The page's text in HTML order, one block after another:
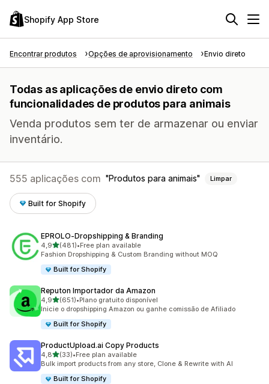
Shopify App Store
Encontrar produtos Opções de aprovisionamento Envio direto
Todas as aplicações de envio direto com
funcionalidades de produtos para animais
Venda produtos sem ter de armazenar ou enviar
inventário.
555 aplicações com Produtos para animais Limpar
Built for Shopify
EPROLO‑Dropshipping & Branding
4,9de 5 estrelas
(481)
481 total de avaliações
•Free plan available
Fashion Dropshipping & Custom Branding without MOQ
Built for Shopify
Reputon Importador da Amazon
4,9de 5 estrelas
(651)
651 total de avaliações
•Plano gratuito disponível
Inicie o dropshipping Amazon ou ganhe comissão de Afiliado
Built for Shopify
ProductUpload.ai Copy Products
4,8de 5 estrelas
(33)
33 total de avaliações
•Free plan available
Bulk import products from any store, Clone & Rewrite with AI
Built for Shopify